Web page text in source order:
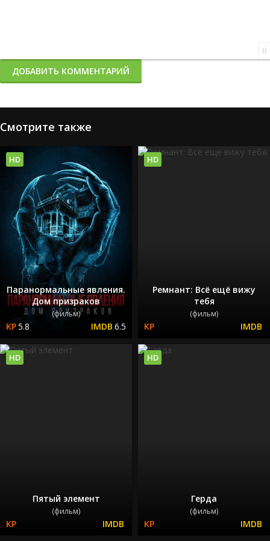
0
ДОБАВИТЬ КОММЕНТАРИЙ
Смотрите также
Паранормальные явления.
Дом призраков
(фильм)
5.8 6.5
HD
Ремнант: Всё ещё вижу
тебя
(фильм)
HD
Пятый элемент
(фильм)
HD
Герда
(фильм)
HD